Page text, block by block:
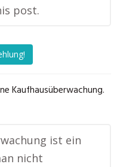
post.
Kaufhausüberwachung.
ist ein
nicht